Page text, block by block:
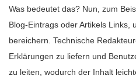
Was bedeutet das? Nun, zum
Blog-Eintrags oder Artikels Links,
bereichern. Technische
Erklärungen zu liefern und
zu leiten, wodurch der Inhalt